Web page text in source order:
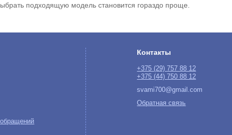
подходящую модель становится гораздо проще.
Контакты
+375 (29)757 88 12
+375 (44)750 88 12
svami700@gmail.com
Обратная связь